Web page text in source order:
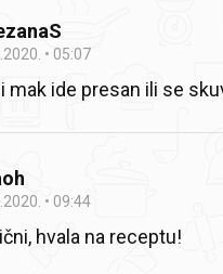
05:07
mak ide presan ili se
09:44
hvala na receptu!